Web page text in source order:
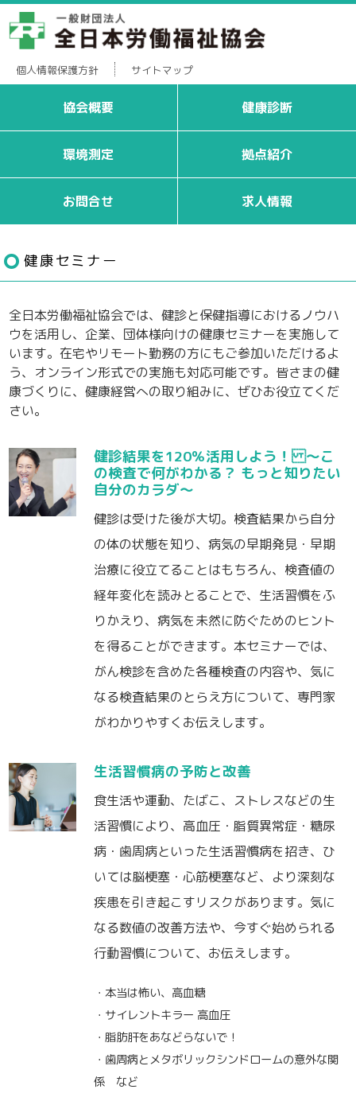
個人情報保護方針 サイトマップ
協会概要 健康診断
環境測定 拠点紹介
お問合せ 求人情報
健康セミナー
全日本労働福祉協会では、健診と保健指導におけるノウハ
ウを活用し、企業、団体様向けの健康セミナーを実施して
います。在宅やリモート勤務の方にもご参加いただけるよ
う、オンライン形式での実施も対応可能です。皆さまの健
康づくりに、健康経営への取り組みに、ぜひお役立てくだ
さい。
健診結果を120％活用しよう！～こ
の検査で何がわかる？ もっと知りたい
自分のカラダ～
健診は受けた後が大切。検査結果から自分
の体の状態を知り、病気の早期発見・早期
治療に役立てることはもちろん、検査値の
経年変化を読みとることで、生活習慣をふ
りかえり、病気を未然に防ぐためのヒント
を得ることができます。本セミナーでは、
がん検診を含めた各種検査の内容や、気に
なる検査結果のとらえ方について、専門家
がわかりやすくお伝えします。
生活習慣病の予防と改善
食生活や運動、たばこ、ストレスなどの生
活習慣により、高血圧・脂質異常症・糖尿
病・歯周病といった生活習慣病を招き、ひ
いては脳梗塞・心筋梗塞など、より深刻な
疾患を引き起こすリスクがあります。気に
なる数値の改善方法や、今すぐ始められる
行動習慣について、お伝えします。
・本当は怖い、高血糖
・サイレントキラー 高血圧
・脂肪肝をあなどらないで！
・歯周病とメタボリックシンドロームの意外な関
係 など